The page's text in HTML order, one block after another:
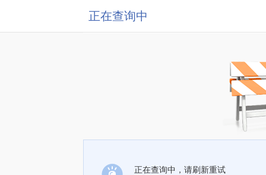
正在查询中
正在查询中，请刷新重试